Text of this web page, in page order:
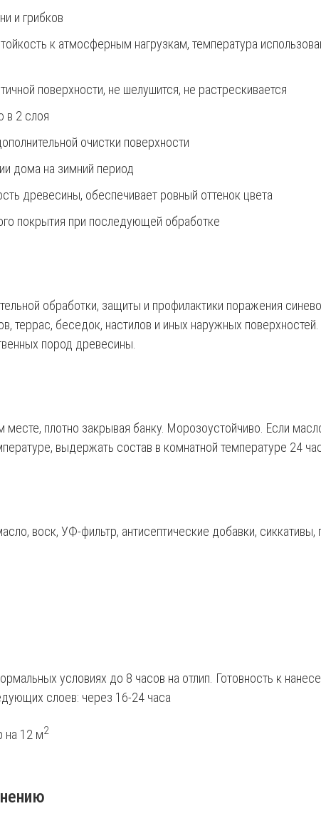
и грибков
к атмосферным нагрузкам, температура
поверхности, не шелушится, не растрескивается
в 2 слоя
очистки поверхности
дома на зимний период
древесины, обеспечивает ровный оттенок цвета
покрытия при последующей обработке
обработки, защиты и профилактики поражения
террас, беседок, настилов и иных наружных
пород древесины.
плотно закрывая банку. Морозоустойчиво. Если
выдержать состав в комнатной температуре 24
воск, УФ-фильтр, антисептические добавки, сиккативы,
условиях до 8 часов на отлип. Готовность к
слоев: через 16-24 часа
на 12 м2